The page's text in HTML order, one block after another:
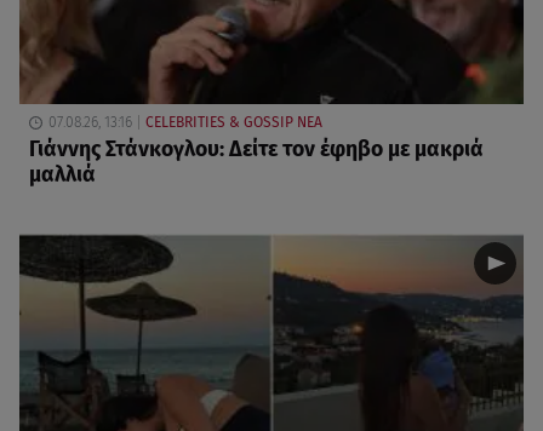
07.08.26, 13:16 CELEBRITIES & GOSSIP ΝΕΑ
Γιάννης Στάνκογλου: Δείτε τον έφηβο με μακριά
μαλλιά